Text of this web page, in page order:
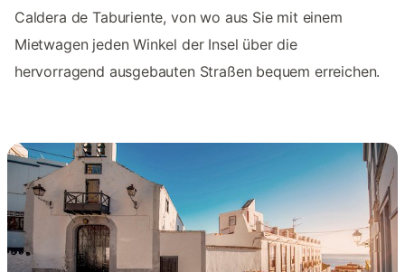
Caldera de Taburiente, von wo aus Sie mit einem
Mietwagen jeden Winkel der Insel über die
hervorragend ausgebauten Straßen bequem erreichen.